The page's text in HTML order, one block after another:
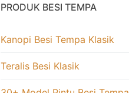
PRODUK BESI TEMPA
Kanopi Besi Tempa Klasik
Teralis Besi Klasik